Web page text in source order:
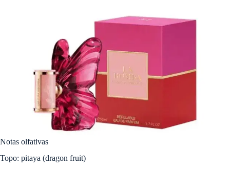
Notas olfativas
Topo: pitaya (dragon fruit)